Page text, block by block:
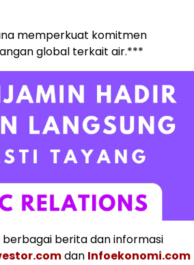
memperkuat komitmen
global terkait air.***
berita dan informasi
dan Infoekonomi.com